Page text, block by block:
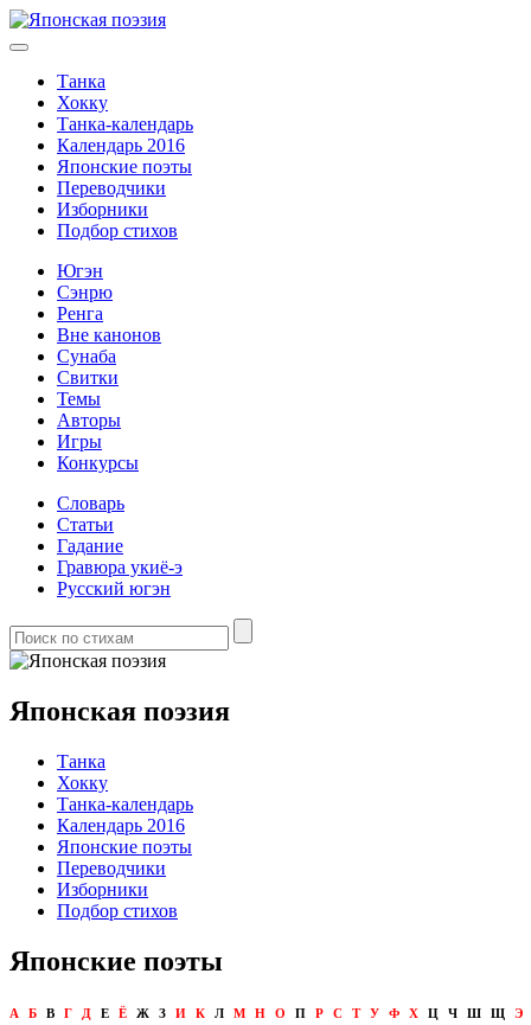
Танка
Хокку
Танка-календарь
Календарь 2016
Японские поэты
Переводчики
Изборники
Подбор стихов
Югэн
Сэнрю
Ренга
Вне канонов
Сунаба
Свитки
Темы
Авторы
Игры
Конкурсы
Словарь
Статьи
Гадание
Гравюра укиё-э
Русский югэн
Японская поэзия
Танка
Хокку
Танка-календарь
Календарь 2016
Японские поэты
Переводчики
Изборники
Подбор стихов
Японские поэты
А Б В Г Д Е Ё Ж З И К Л М Н О П Р С Т У Ф Х Ц Ч Ш Щ Э